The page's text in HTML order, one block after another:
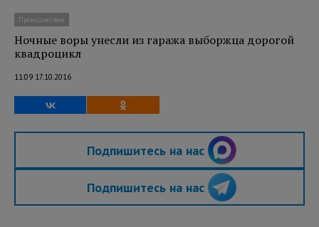
Происшествия
Ночные воры унесли из гаража выборжца дорогой
квадроцикл
11:09 17.10.2016
Подпишитесь на нас
Подпишитесь на нас